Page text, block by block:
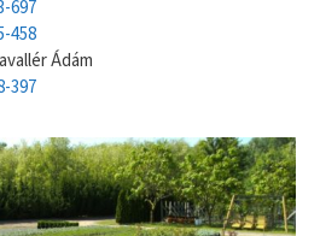
697
458
Ádám
397